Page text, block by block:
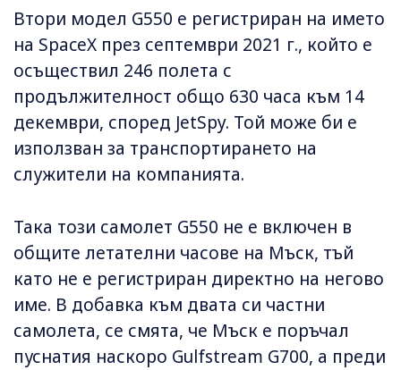
Втори модел G550 е регистриран на името
на SpaceX през септември 2021 г., който е
осъществил 246 полета с
продължителност общо 630 часа към 14
декември, според JetSpy. Той може би е
използван за транспортирането на
служители на компанията.
Така този самолет G550 не е включен в
общите летателни часове на Мъск, тъй
като не е регистриран директно на негово
име. В добавка към двата си частни
самолета, се смята, че Мъск е поръчал
пуснатия наскоро Gulfstream G700, а преди